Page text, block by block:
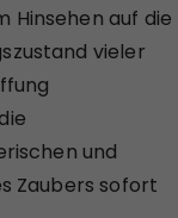
Hinsehen auf die
vieler
und
Zaubers sofort